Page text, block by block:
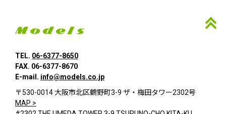
TEL. 06-6377-8650
FAX. 06-6377-8670
E-mail. info@models.co.jp
〒530-0014 大阪市北区鶴野町3-9 ザ・梅田タワー2302号
MAP >